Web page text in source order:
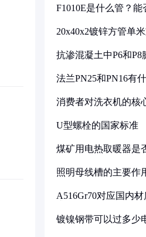
F1010E是什么管？能
20x40x2镀锌方管单
抗渗混凝土中P6和
法兰PN25和PN16有
消费者对洗衣机的核
U型螺栓的国家标准
煤矿用电热取暖器是
照明母线槽的主要作
A516Gr70对应国内
镀镍钢带可以过多少